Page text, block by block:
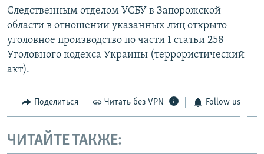
Следственным отделом УСБУ в Запорожской
области в отношении указанных лиц открыто
уголовное производство по части 1 статьи 258
Уголовного кодекса Украины (террористический
акт).
Поделиться Читать без VPN Follow us
ЧИТАЙТЕ ТАКЖЕ: